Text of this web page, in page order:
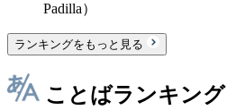
Padilla）
ランキングをもっと見る
ことばランキング